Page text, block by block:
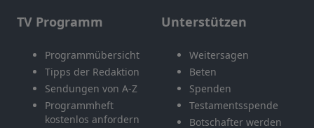
TV Programm
Programmübersicht
Tipps der Redaktion
Sendungen von A-Z
Programmheft
kostenlos anfordern
Unterstützen
Weitersagen
Beten
Spenden
Testamentsspende
Botschafter werden